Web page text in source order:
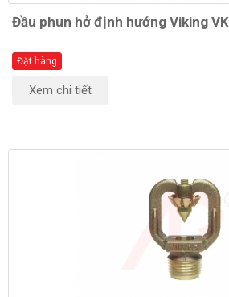
Đầu phun hở định hướng Viking
Đặt hàng
Xem chi tiết